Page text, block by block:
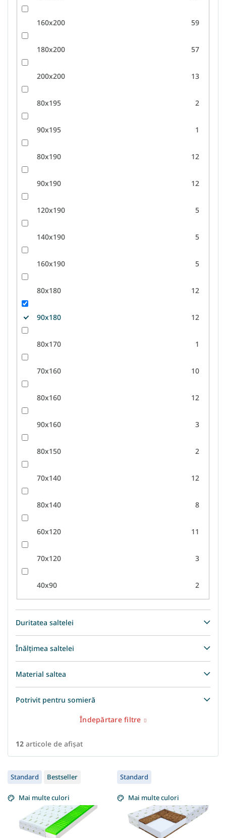
160x200 59
180x200 57
200x200 13
80x195 2
90x195 1
80x190 12
90x190 12
120x190 5
140x190 5
160x190 5
80x180 12
90x180 12
80x170 1
70x160 10
80x160 12
90x160 3
80x150 2
70x140 12
80x140 8
60x120 11
70x120 3
40x90 2
Duritatea saltelei
Înălțimea saltelei
Material saltea
Potrivit pentru somieră
Îndepărtare filtre
12 articole de afişat
L
i
s
t
Standard Bestseller
Mai multe culori
Standard
Mai multe culori